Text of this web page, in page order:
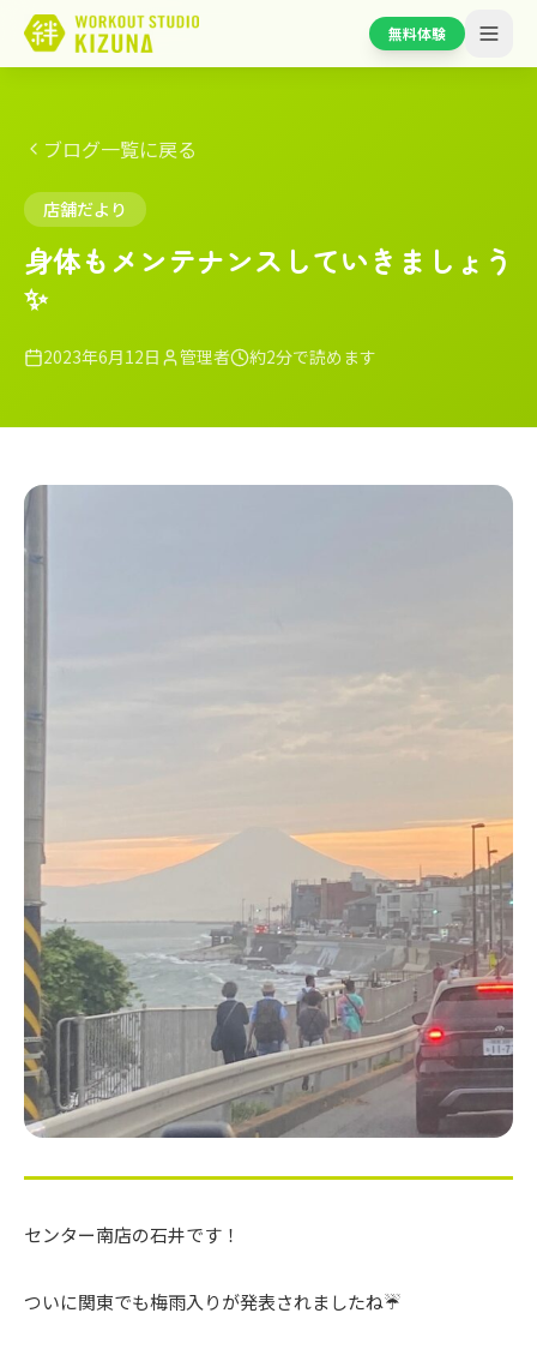
無料体験
ブログ一覧に戻る
店舗だより
身体もメンテナンスしていきましょう
✨
2023年6月12日 管理者 約2分で読めます
センター南店の石井です！
ついに関東でも梅雨入りが発表されましたね☔️